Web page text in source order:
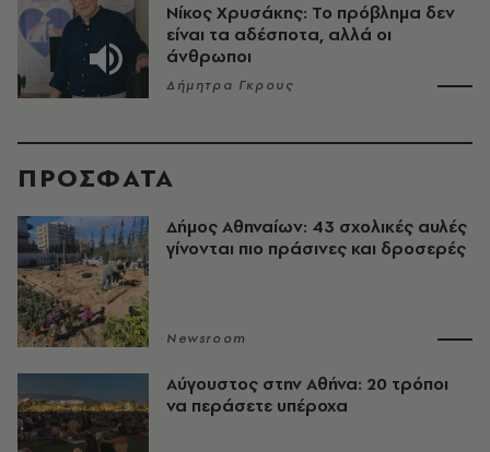
Νίκος Χρυσάκης: Το πρόβλημα δεν
είναι τα αδέσποτα, αλλά οι
άνθρωποι
Δήμητρα Γκρους
ΠΡΟΣΦΑΤΑ
Δήμος Αθηναίων: 43 σχολικές αυλές
γίνονται πιο πράσινες και δροσερές
Newsroom
Αύγουστος στην Αθήνα: 20 τρόποι
να περάσετε υπέροχα